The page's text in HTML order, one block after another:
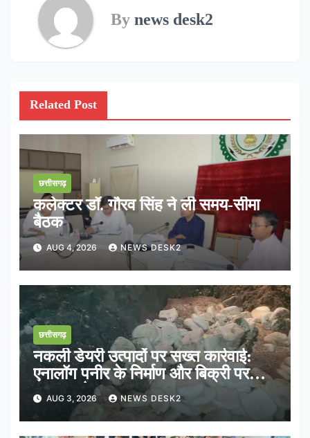
By news desk2
Related Post
छत्तीसगढ़
कलेक्टर डॉ. गौरव सिंह ने ली समय-सीमा
बैठक
AUG 4, 2026 NEWS DESK2
छत्तीसगढ़
नकली डेयरी उत्पादों पर सख्त कार्रवाई:
एनालॉग पनीर के निर्माण और बिक्री पर
तत्काल रोक
AUG 3, 2026 NEWS DESK2